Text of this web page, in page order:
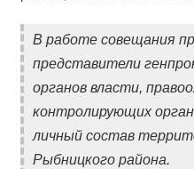
В работе совещания
представители
органов власти,
контролирующих
личный состав
Рыбницкого района.
Взломали